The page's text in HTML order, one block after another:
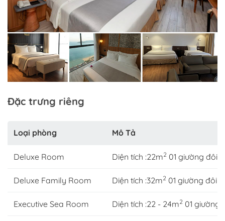
Đặc trưng riêng
Loại phòng Mô Tả
Deluxe Room Diện tích :22m2 01 giường đôi
Deluxe Family Room Diện tích :32m2 01 giường đôi
Executive Sea Room Diện tích :22 - 24m2 01 giường